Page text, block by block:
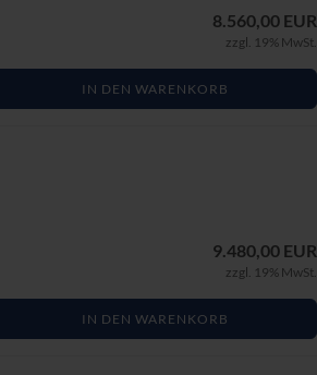
8.560,00 EUR
zzgl. 19% MwSt.
IN DEN WARENKORB
9.480,00 EUR
zzgl. 19% MwSt.
IN DEN WARENKORB